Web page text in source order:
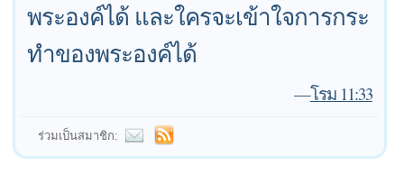
พระองค์ได้ และใครจะเข้าใจการกระ
ทำของพระองค์ได้
—โรม 11:33
ร่วมเป็นสมาชิก: